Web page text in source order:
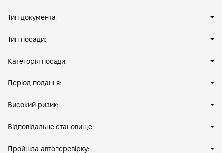
Тип документа:
Тип посади:
Категорія посади:
Період подання:
Високий ризик:
Відповідальне становище:
Пройшла автоперевірку: